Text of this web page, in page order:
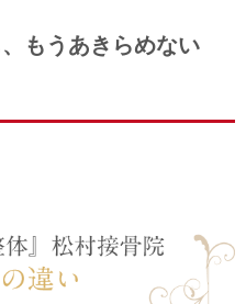
もうあきらめない